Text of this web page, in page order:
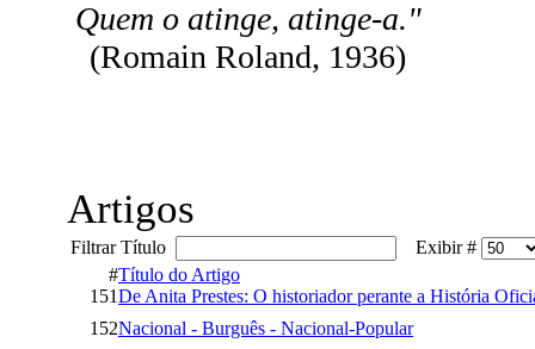
Quem o atinge, atinge-a."
(Romain Roland, 1936)
Artigos
Filtrar Título
Exibir #
#Título do Artigo
151De Anita Prestes: O historiador perante a História
152Nacional - Burguês - Nacional-Popular